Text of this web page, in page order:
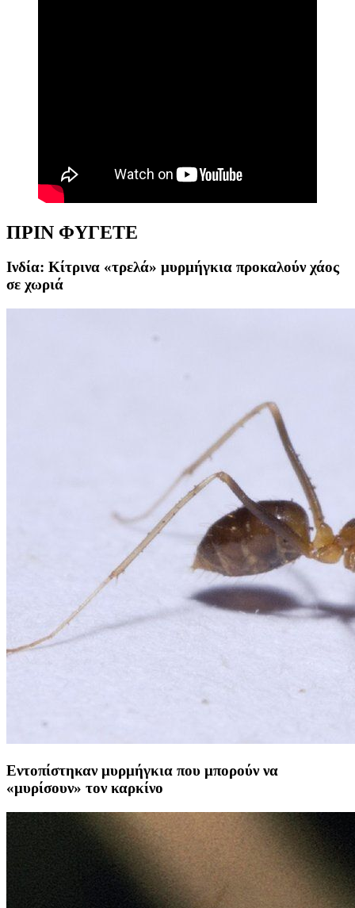
ΠΡΙΝ ΦΥΓΕΤΕ
Ινδία: Κίτρινα «τρελά» μυρμήγκια προκαλούν χάος
σε χωριά
Εντοπίστηκαν μυρμήγκια που μπορούν να
«μυρίσουν» τον καρκίνο